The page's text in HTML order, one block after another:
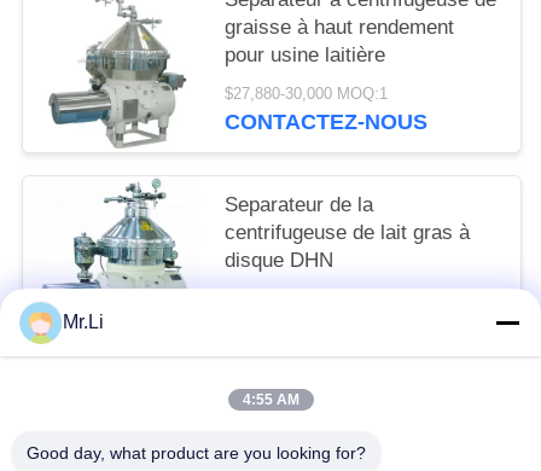
graisse à haut rendement
pour usine laitière
$27,880-30,000 MOQ:1
CONTACTEZ-NOUS
Separateur de la
centrifugeuse de lait gras à
disque DHN
Mr.Li
4:55 AM
Good day, what product are you looking for?